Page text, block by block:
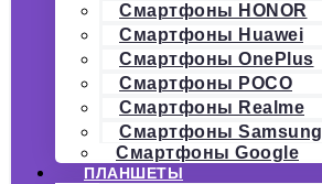
Смартфоны HONOR
Смартфоны Huawei
Смартфоны OnePlus
Смартфоны POCO
Смартфоны Realme
Смартфоны Samsung
Смартфоны Google
ПЛАНШЕТЫ